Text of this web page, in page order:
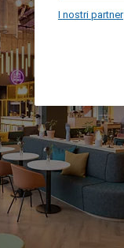
I nostri partner